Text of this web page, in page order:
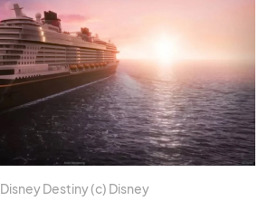
Dis­ney De­stiny (c) Dis­ney